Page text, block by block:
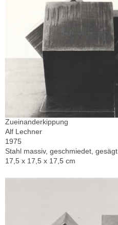
Zueinanderkippung
Alf Lechner
1975
Stahl massiv, geschmiedet, gesägt
17,5 x 17,5 x 17,5 cm